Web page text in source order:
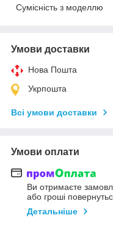
Сумісність з моделлю
Умови доставки
Нова Пошта
Укрпошта
Всі умови доставки
Умови оплати
Ви отримаєте
або гроші
Детальніше